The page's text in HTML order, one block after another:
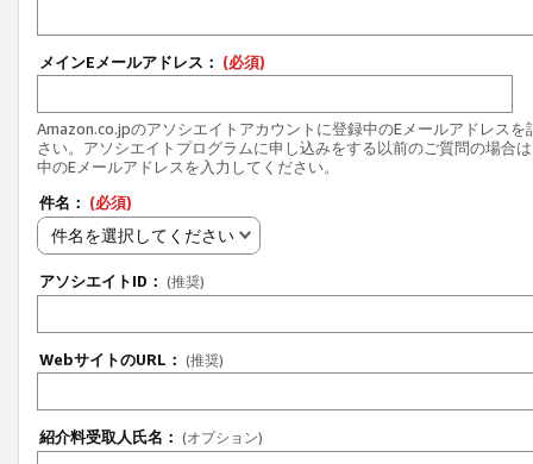
メインEメールアドレス： (必須)
Amazon.co.jpのアソシエイトアカウントに登録中のEメールアドレスを
さい。アソシエイトプログラムに申し込みをする以前のご質問の場合
中のEメールアドレスを入力してください。
件名： (必須)
件名を選択してください
アソシエイトID： (推奨)
WebサイトのURL： (推奨)
紹介料受取人氏名： (オプション)